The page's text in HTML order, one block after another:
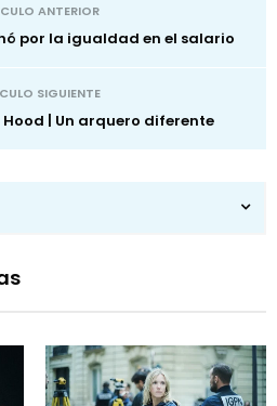
ANTERIOR
por la igualdad en el salario
SIGUIENTE
Hood | Un arquero diferente